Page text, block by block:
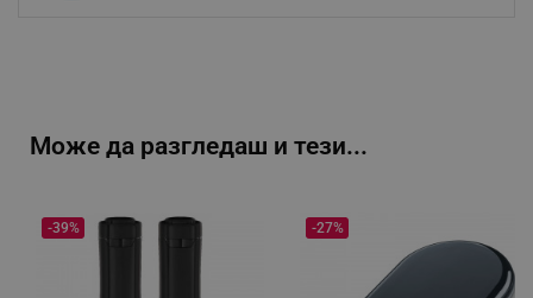
Може да разгледаш и тези...
-39% -27%